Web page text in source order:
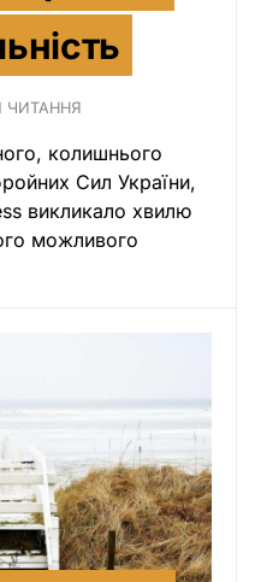
ЧИТАННЯ
колишнього
Сил України,
викликало хвилю
можливого